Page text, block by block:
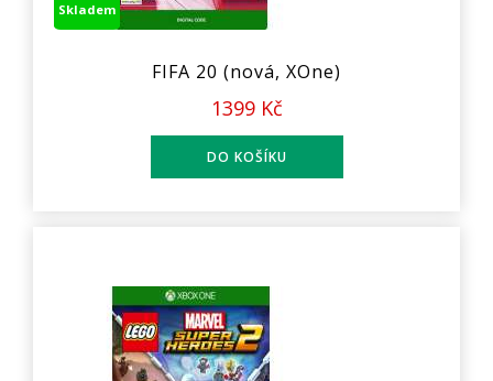
Skladem
FIFA 20 (nová, XOne)
1399 Kč